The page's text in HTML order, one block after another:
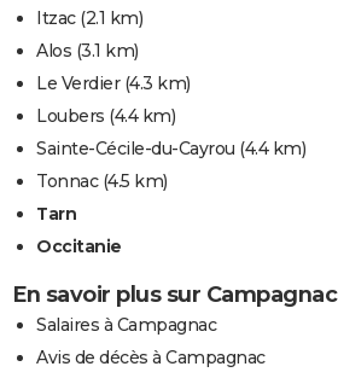
Itzac(2.1 km)
Alos (3.1 km)
Le Verdier(4.3 km)
Loubers (4.4 km)
Sainte-Cécile-du-Cayrou (4.4 km)
Tonnac(4.5 km)
Tarn
Occitanie
En savoir plus sur Campagnac
Salaires à Campagnac
Avis de décès à Campagnac